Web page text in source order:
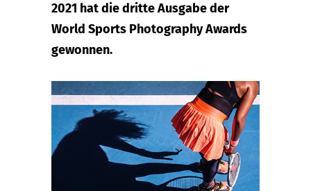
2021 hat die dritte Ausgabe der
World Sports Photography Awards
gewonnen.